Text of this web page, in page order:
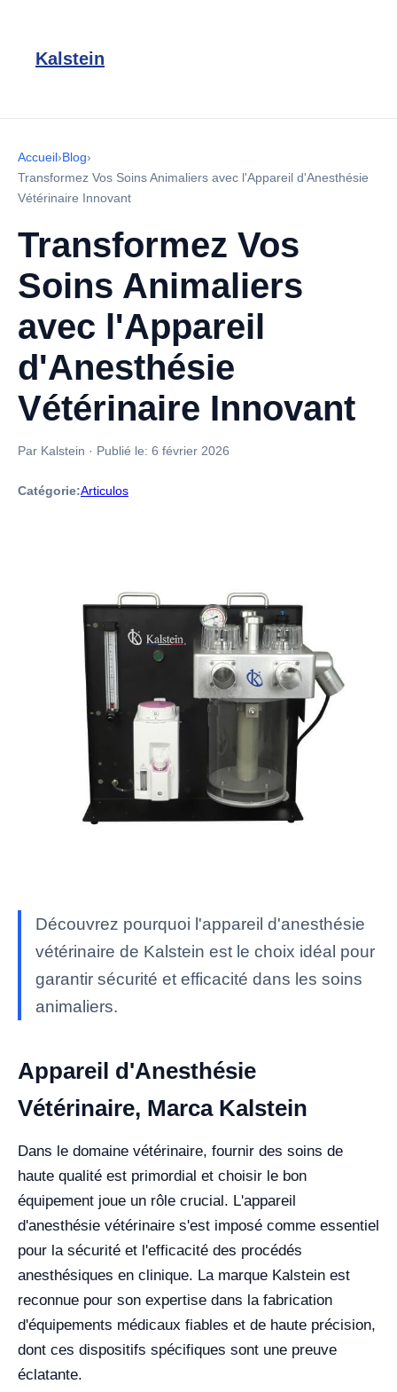
Kalstein
Accueil›Blog›
Transformez Vos Soins Animaliers avec l'Appareil d'Anesthésie
Vétérinaire Innovant
Transformez Vos
Soins Animaliers
avec l'Appareil
d'Anesthésie
Vétérinaire Innovant
Par Kalstein · Publié le: 6 février 2026
Catégorie:Articulos
Découvrez pourquoi l'appareil d'anesthésie
vétérinaire de Kalstein est le choix idéal pour
garantir sécurité et efficacité dans les soins
animaliers.
Appareil d'Anesthésie
Vétérinaire, Marca Kalstein
Dans le domaine vétérinaire, fournir des soins de
haute qualité est primordial et choisir le bon
équipement joue un rôle crucial. L'appareil
d'anesthésie vétérinaire s'est imposé comme essentiel
pour la sécurité et l'efficacité des procédés
anesthésiques en clinique. La marque Kalstein est
reconnue pour son expertise dans la fabrication
d'équipements médicaux fiables et de haute précision,
dont ces dispositifs spécifiques sont une preuve
éclatante.